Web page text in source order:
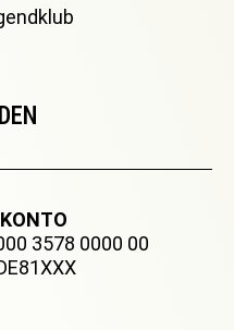
3578 0000 00